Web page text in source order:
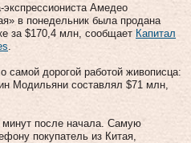
экспрессиониста Амедео
в понедельник была продана
за $170,4 млн, сообщает Капитал
самой дорогой работой живописца:
Модильяни составлял $71 млн,
минут после начала. Самую
покупатель из Китая,